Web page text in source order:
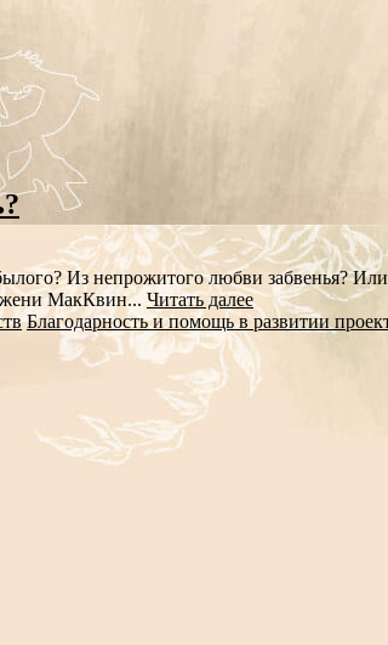
Из непрожитого любви забвенья?
МакКвин... Читать далее
Благодарность и помощь в развитии